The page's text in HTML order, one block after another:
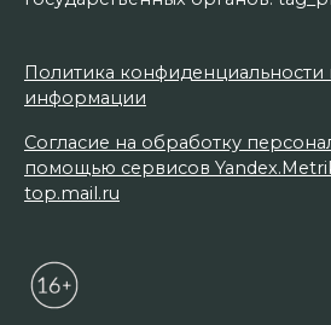
Политика конфиденциальности
информации
Согласие на обработку
помощью сервисов
top.mail.ru